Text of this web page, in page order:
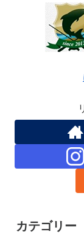
カテゴリー